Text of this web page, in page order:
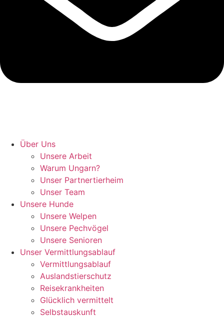
Über Uns
Unsere Arbeit
Warum Ungarn?
Unser Partnertierheim
Unser Team
Unsere Hunde
Unsere Welpen
Unsere Pechvögel
Unsere Senioren
Unser Vermittlungsablauf
Vermittlungsablauf
Auslandstierschutz
Reisekrankheiten
Glücklich vermittelt
Selbstauskunft